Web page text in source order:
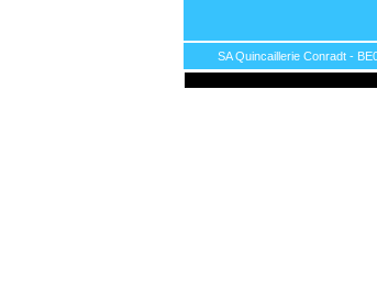
SA Quincaillerie Conradt -